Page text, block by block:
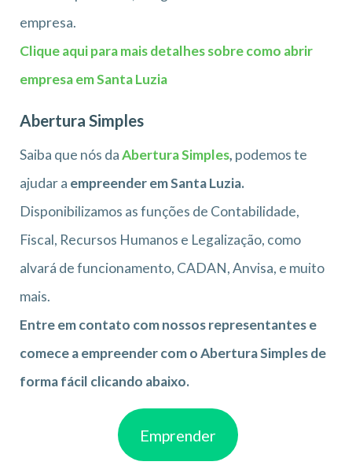
empresa.
Clique aqui para mais detalhes sobre como abrir
empresa em Santa Luzia
Abertura Simples
Saiba que nós daAbertura Simples, podemos te
ajudar a empreender em Santa Luzia.
Disponibilizamos as funções de Contabilidade,
Fiscal, Recursos Humanos e Legalização, como
alvará de funcionamento, CADAN, Anvisa, e muito
mais.
Entre em contato com nossos representantes e
comece a empreender com o Abertura Simples de
forma fácil clicando abaixo.
Emprender